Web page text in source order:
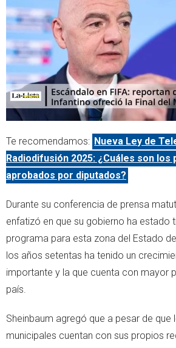
Te recomendamos: Nueva Ley de
Radiodifusión 2025: ¿Cuáles son los
aprobados por diputados?
Durante su conferencia de prensa
enfatizó en que su gobierno ha estado
programa para esta zona del Estado
los años setentas ha tenido un
importante y la que cuenta con mayor
país.
Sheinbaum agregó que a pesar de que
municipales cuentan con sus propios